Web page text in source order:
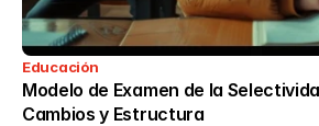
Educación
Modelo de Examen de la
Cambios y Estructura